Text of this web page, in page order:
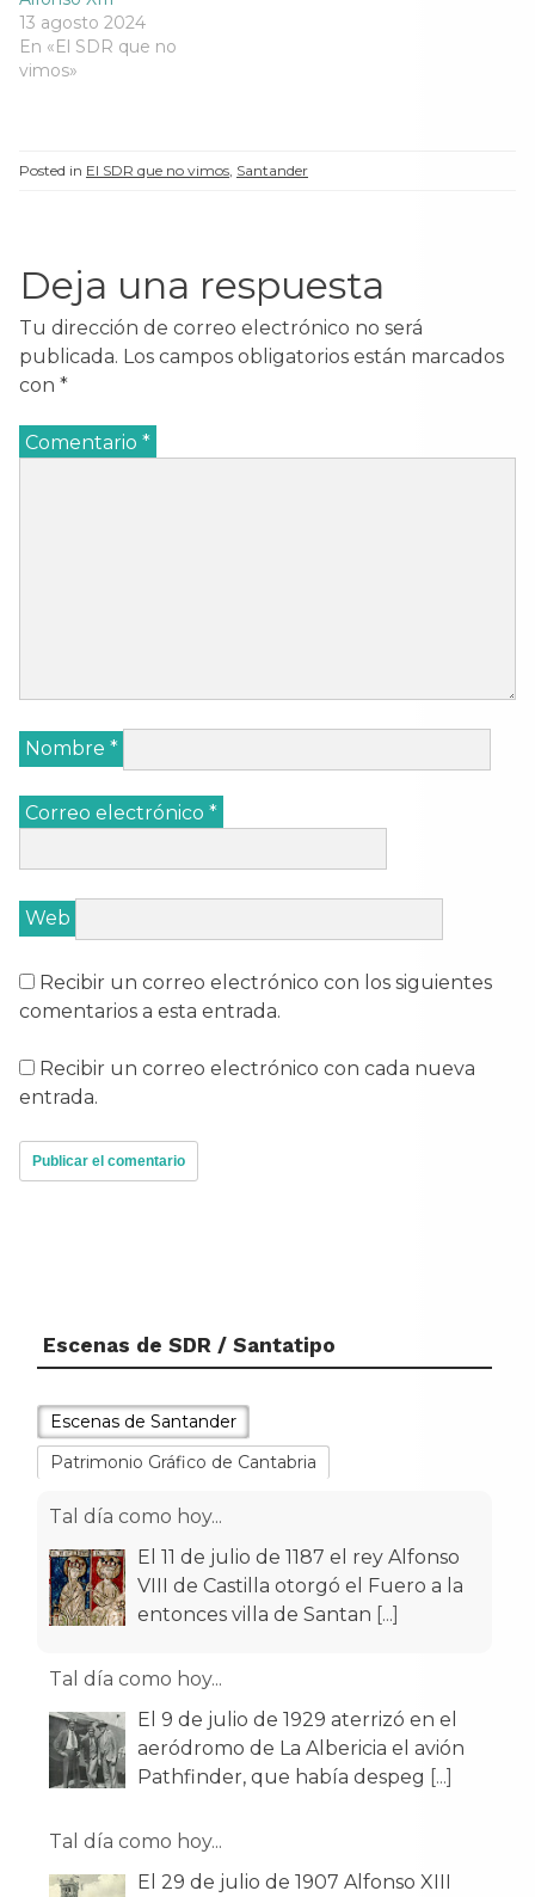
13 agosto 2024
En «El SDR que no
vimos»
Posted in El SDR que no vimos Santander
Deja una respuesta
Tu dirección de correo electrónico no será
publicada. Los campos obligatorios están marcados
con *
Comentario *
Nombre *
Correo electrónico *
Web
Recibir un correo electrónico con los siguientes
comentarios a esta entrada.
Recibir un correo electrónico con cada nueva
entrada.
Escenas de SDR / Santatipo
Escenas de Santander
Patrimonio Gráfico de Cantabria
Tal día como hoy...
El 11 de julio de 1187 el rey Alfonso
VIII de Castilla otorgó el Fuero a la
entonces villa de Santan [...]
Tal día como hoy...
El 9 de julio de 1929 aterrizó en el
aeródromo de La Albericia el avión
Pathfinder, que había despeg [...]
Tal día como hoy...
El 29 de julio de 1907 Alfonso XIII